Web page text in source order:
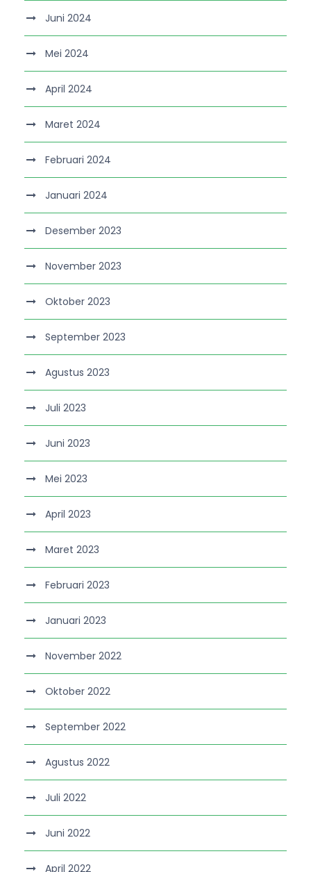
Juni 2024
Mei 2024
April 2024
Maret 2024
Februari 2024
Januari 2024
Desember 2023
November 2023
Oktober 2023
September 2023
Agustus 2023
Juli 2023
Juni 2023
Mei 2023
April 2023
Maret 2023
Februari 2023
Januari 2023
November 2022
Oktober 2022
September 2022
Agustus 2022
Juli 2022
Juni 2022
April 2022